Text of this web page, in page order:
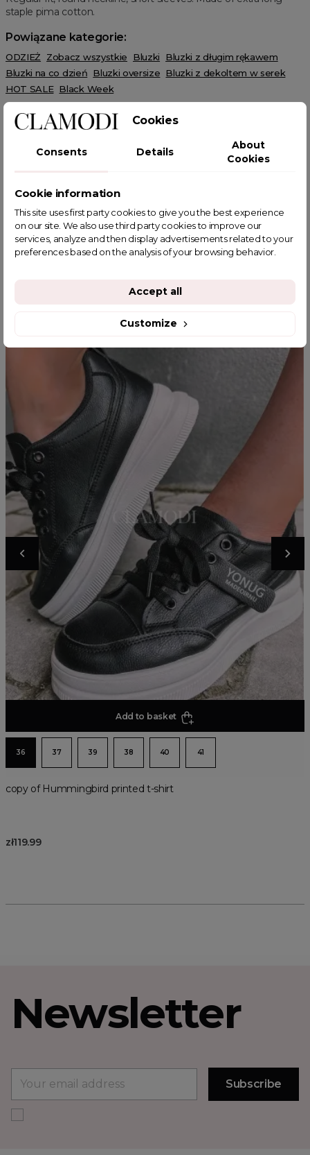
staple pima cotton.
Powiązane kategorie:
ODZIEŻ Zobacz wszystkie Bluzki
Bluzki z długim rękawem
Bluzki na co dzień Bluzki oversize Bluzki z dekoltem w serek
HOT SALE Black Week
YOU MIGHT ALSO LIKE
Add to basket
36 37 39 38 40 41
copy of Hummingbird printed t-shirt
zł119.99
Newsletter
Cookies
Consents Details
About
Cookies
Cookie information
This site uses first party cookies to give you the best experience
on our site. We also use third party cookies to improve our
services, analyze and then display advertisements related to your
preferences based on the analysis of your browsing behavior.
Customize
Accept all